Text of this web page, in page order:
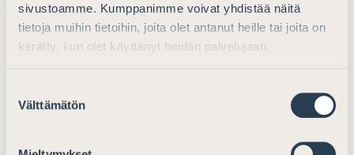
sivustoamme. Kumppanimme voivat yhdistää näitä
tietoja muihin tietoihin, joita olet antanut heille tai joita on
kerätty, kun olet käyttänyt heidän palvelujaan.
valinta
Välttämätön
ekologisen kompensaation käsitteeseen.
Lisäksi Suomen Asianajajat kiinnittää huomiota siihen,
tarkoittamana luontotekona on mahdollista ainoastaan
tuotettujen luonnonarvojen käyttämistä kansainvälisen